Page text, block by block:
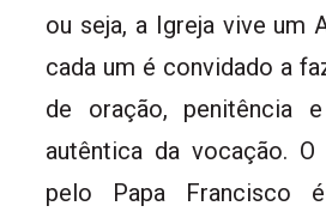
ou seja, a Igreja vive um
cada um é convidado a
de oração, penitência
autêntica da vocação.
pelo Papa Francisco